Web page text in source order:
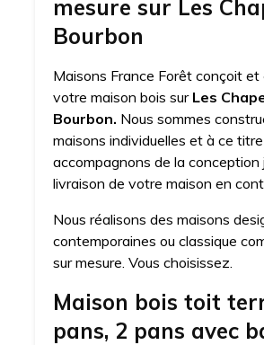
mesure sur Les
Bourbon
Maisons France Forêt conçoit
votre maison bois sur Les
Bourbon. Nous sommes
maisons individuelles et à ce
accompagnons de la conception
livraison de votre maison en
Nous réalisons des maisons
contemporaines ou classique
sur mesure. Vous choisissez.
Maison bois toit
pans, 2 pans avec